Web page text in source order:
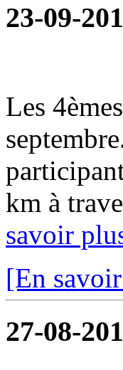
23-09-
Les
km à
savoir
[En
27-08-